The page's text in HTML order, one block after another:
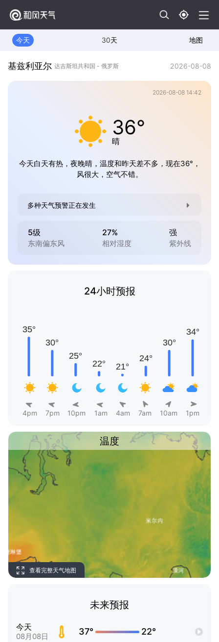
今天 30天 地图
基兹利亚尔 达吉斯坦共和国 - 俄罗斯 2026-08-08
2026-08-08 14:42
36°
晴
今天白天有热，夜晚晴，温度和昨天差不多，现在36°，
风很大，空气不错。
多种天气预警正在发生
5级
东南偏东风
27%
相对湿度
强
紫外线
24小时预报
4pm 7pm 10pm 1am 4am 7am 10am 1pm
温度
查看完整天气地图
未来预报
今天
08月08日 37° 22°